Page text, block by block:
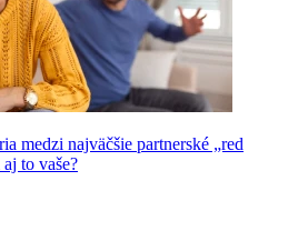
medzi najväčšie partnerské „red
to vaše?